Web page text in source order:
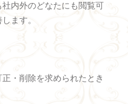
内外のどなたにも閲覧可
ます。
・削除を求められたとき